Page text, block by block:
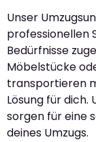
Unser
professionellen
Bedürfnisse
Möbelstücke
transportieren
Lösung für
sorgen für eine
deines Umzugs.